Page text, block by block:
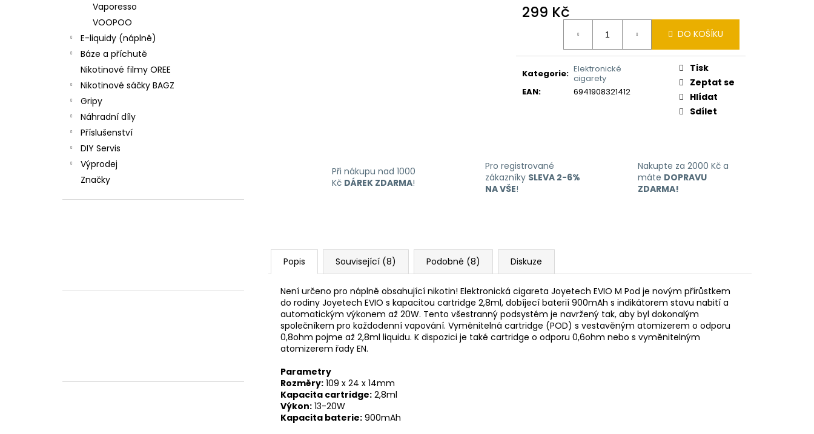
Vaporesso
VOOPOO
E-liquidy (náplně)
Báze a příchutě
Nikotinové filmy OREE
Nikotinové sáčky BAGZ
Gripy
Náhradní díly
Příslušenství
DIY Servis
Výprodej
Značky
299 Kč
DO KOŠÍKU
Kategorie: Elektronické
cigarety
EAN: 6941908321412
Tisk
Zeptat se
Hlídat
Sdílet
Při nákupu nad 1000
Kč DÁREK ZDARMA!
Pro registrované
zákazníky SLEVA 2-6%
NA VŠE!
Nakupte za 2000 Kč a
máte DOPRAVU
ZDARMA!
Popis Související (8) Podobné (8) Diskuze
Není určeno pro náplně obsahující nikotin! Elektronická cigareta Joyetech EVIO M Pod je novým přírůstkem
do rodiny Joyetech EVIO s kapacitou cartridge 2,8ml, dobíjecí baterií 900mAh s indikátorem stavu nabití a
automatickým výkonem až 20W. Tento všestranný podsystém je navržený tak, aby byl dokonalým
společníkem pro každodenní vapování. Vyměnitelná cartridge (POD) s vestavěným atomizerem o odporu
0,8ohm pojme až 2,8ml liquidu. K dispozici je také cartridge o odporu 0,6ohm nebo s vyměnitelným
atomizerem řady EN.
Parametry
Rozměry: 109 x 24 x 14mm
Kapacita cartridge: 2,8ml
Výkon: 13-20W
Kapacita baterie: 900mAh